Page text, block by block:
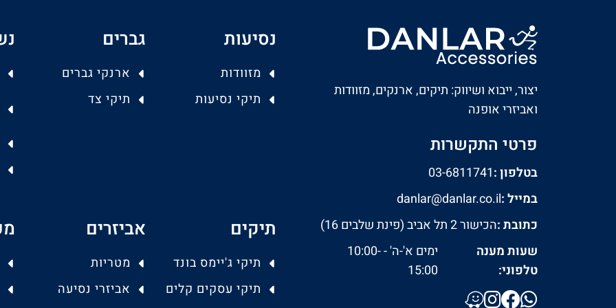
יצור, ייבוא ושיווק: תיקים, ארנקים, מזוודות
ואביזרי אופנה
פרטי התקשרות
בטלפון :03-6811741
במייל :danlar@danlar.co.il
כתובת :הכישור 2 תל אביב (פינת שלבים 16)
שעות מענה
טלפוני:
ימים א'-ה' - 10:00-
15:00
נסיעות
מזוודות
תיקי נסיעות
גברים
ארנקי גברים
תיקי צד
תיקים
תיקי ג'יימס בונד
תיקי עסקים קלים
אביזרים
מטריות
אביזרי נסיעה